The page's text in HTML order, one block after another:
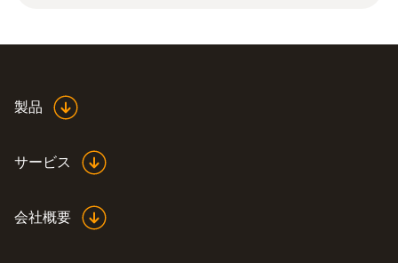
外形寸法
520 X 400 X 210 mm (LxWxH)
ハウジング
製品
サービス
会社概要